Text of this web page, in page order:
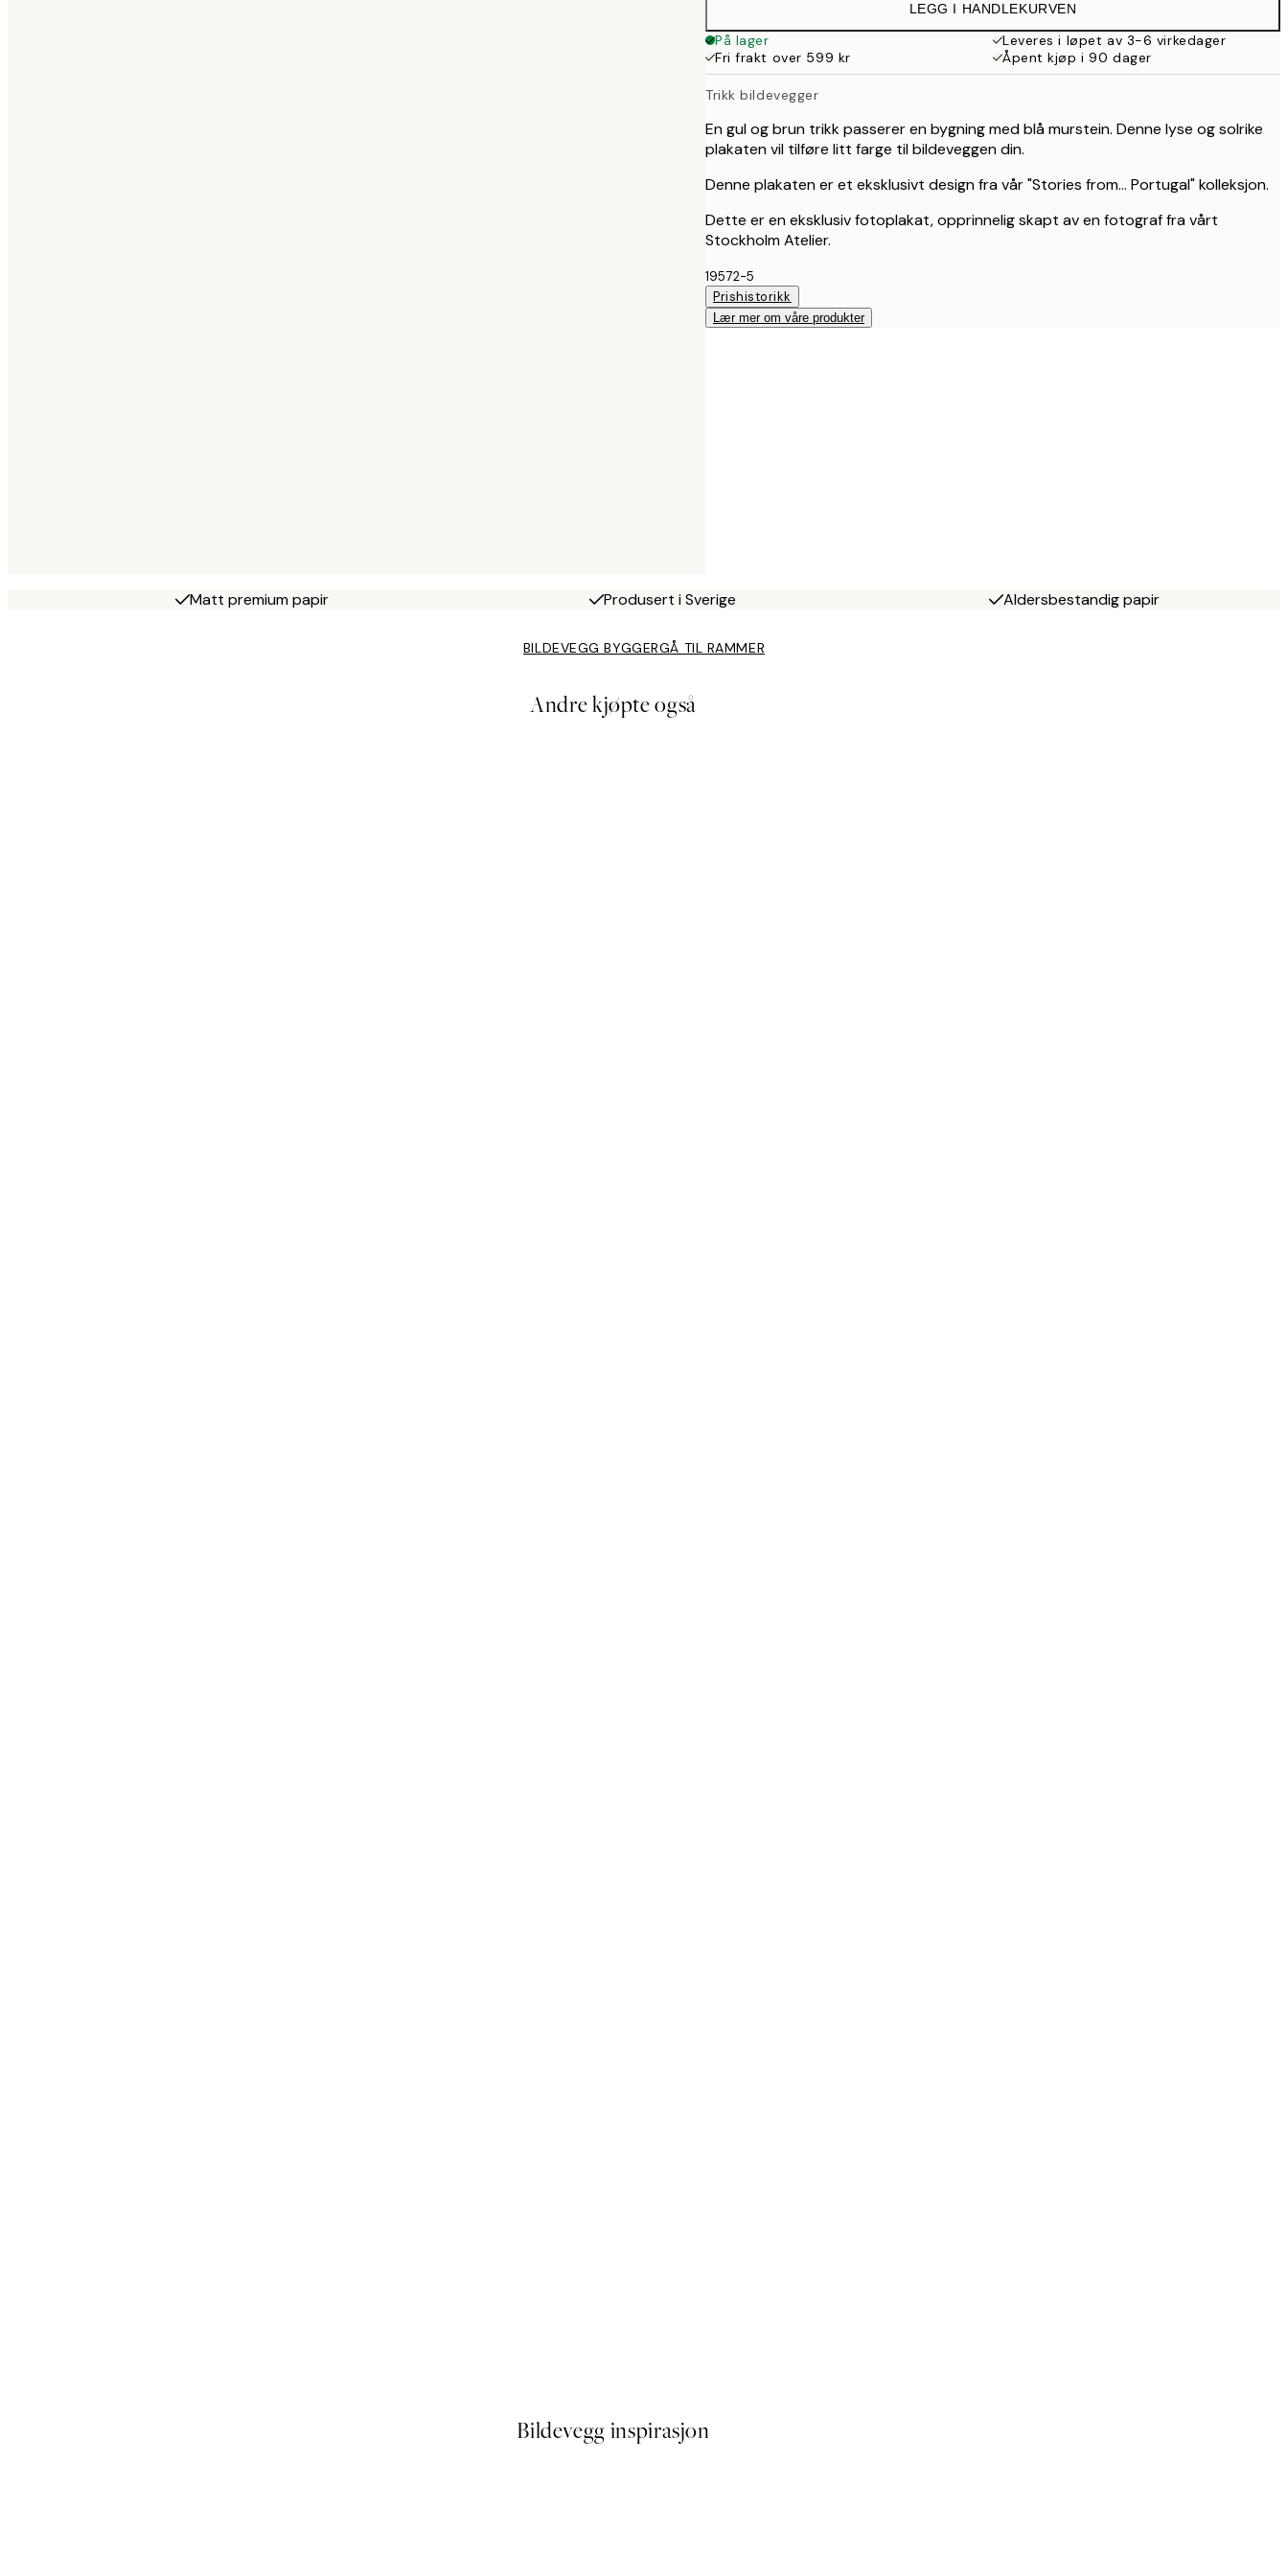
509 kr
LEGG I HANDLEKURVEN
På lager
Leveres i løpet av 3-6 virkedager
Fri frakt over 599 kr
Åpent kjøp i 90 dager
Trikk bildevegger
En gul og brun trikk passerer en bygning med blå murstein. Denne lyse og solrike
plakaten vil tilføre litt farge til bildeveggen din.
Denne plakaten er et eksklusivt design fra vår "Stories from... Portugal" kolleksjon.
Dette er en eksklusiv fotoplakat, opprinnelig skapt av en fotograf fra vårt
Stockholm Atelier.
19572-5
Prishistorikk
Lær mer om våre produkter
Matt premium papir Produsert i Sverige Aldersbestandig papir
BILDEVEGG BYGGERGÅ TIL RAMMER
Andre kjøpte også
Bildevegg inspirasjon